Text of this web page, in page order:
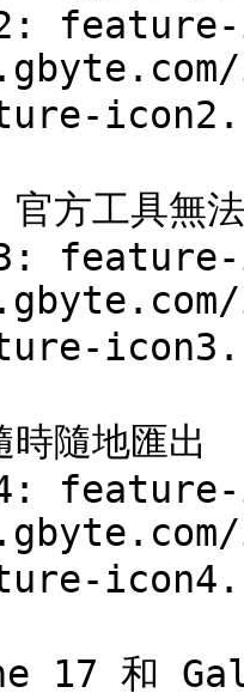
feature-
方工具無
feature-
隨地匯出
feature-
17 和